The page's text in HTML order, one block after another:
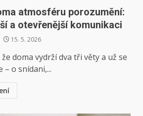
atmosféru porozumění:
a otevřenější komunikaci
15. 5. 2026
doma vydrží dva tři věty a už se
– o snídani,...